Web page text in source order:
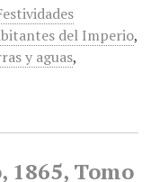
del Imperio,
y aguas,
Tomo